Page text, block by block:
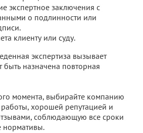
экспертное заключения с
о подлинности или
клиенту или суду.
экспертиза вызывает
назначена повторная
момента, выбирайте компанию
хорошей репутацией и
соблюдающую все сроки
нормативы.